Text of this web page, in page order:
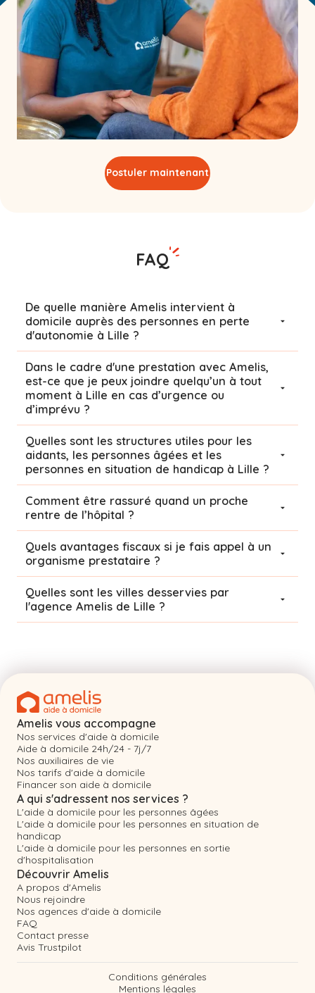
Postuler maintenant
FAQ
De quelle manière Amelis intervient à
domicile auprès des personnes en perte
d'autonomie à Lille ?
Dans le cadre d'une prestation avec Amelis,
est-ce que je peux joindre quelqu’un à tout
moment à Lille en cas d’urgence ou
d’imprévu ?
Quelles sont les structures utiles pour les
aidants, les personnes âgées et les
personnes en situation de handicap à Lille ?
Comment être rassuré quand un proche
rentre de l’hôpital ?
Quels avantages fiscaux si je fais appel à un
organisme prestataire ?
Quelles sont les villes desservies par
l'agence Amelis de Lille ?
Amelis vous accompagne
Nos services d'aide à domicile
Aide à domicile 24h/24 - 7j/7
Nos auxiliaires de vie
Nos tarifs d'aide à domicile
Financer son aide à domicile
A qui s'adressent nos services ?
L'aide à domicile pour les personnes âgées
L'aide à domicile pour les personnes en situation de
handicap
L'aide à domicile pour les personnes en sortie
d'hospitalisation
Découvrir Amelis
A propos d'Amelis
Nous rejoindre
Nos agences d'aide à domicile
FAQ
Contact presse
Avis Trustpilot
Conditions générales
Mentions légales